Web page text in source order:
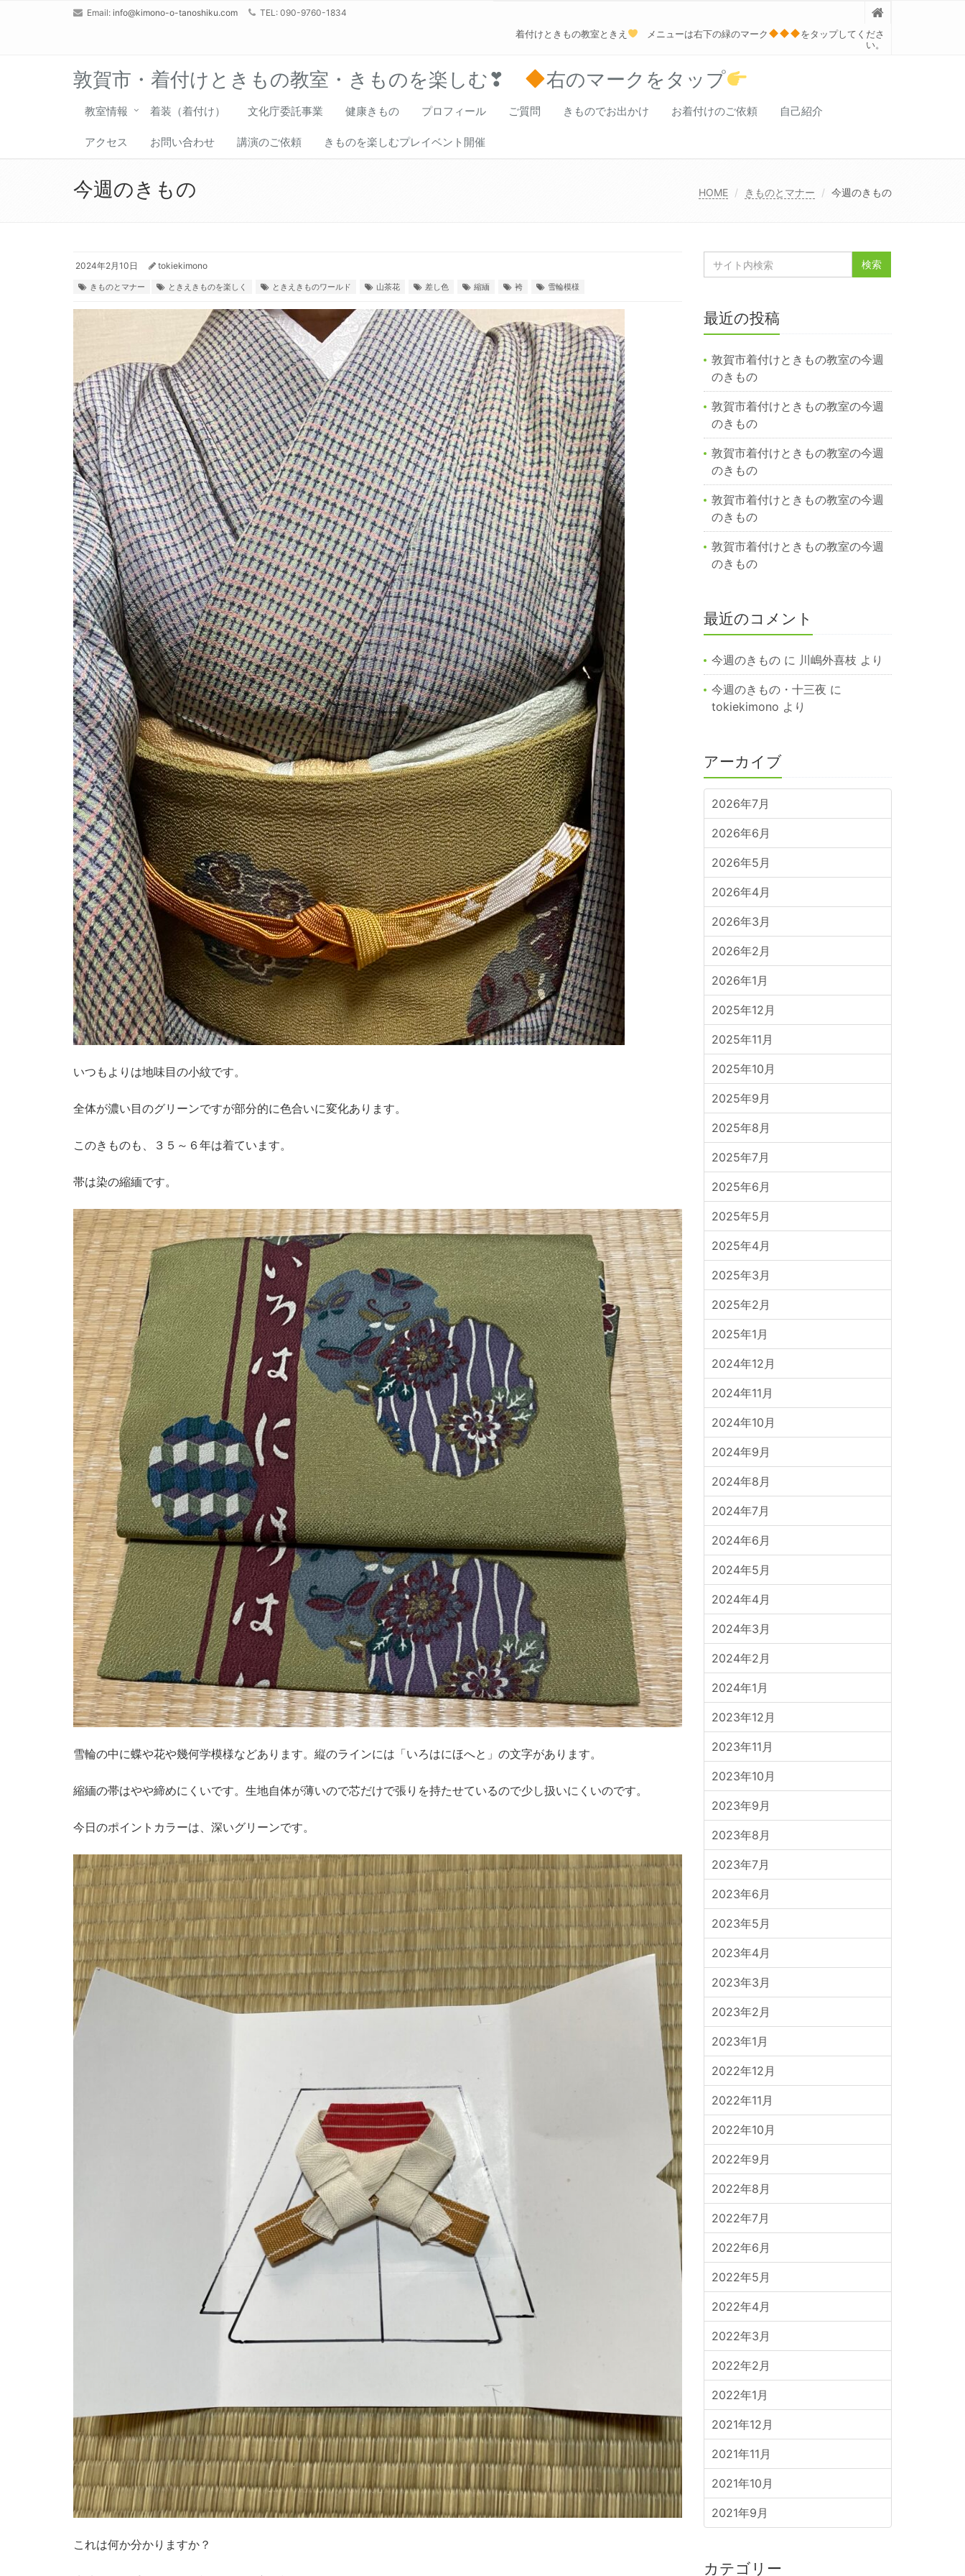
Email: info@kimono-o-tanoshiku.com TEL: 090-9760-1834
着付けときもの教室ときえ メニューは右下の緑のマーク
をタップしてくださ
い。
敦賀市・着付けときもの教室・きものを楽しむ❣ 右のマークをタップ
教室情報 着装（着付け） 文化庁委託事業 健康きもの プロフィール ご質問 きものでお出かけ お着付けのご依頼 自己紹介
アクセス お問い合わせ 講演のご依頼 きものを楽しむプレイベント開催
今週のきもの HOME きものとマナー 今週のきもの
2024年2月10日 tokiekimono
きものとマナー ときえきものを楽しく ときえきものワールド 山茶花 差し色 縮緬 袴 雪輪模様
いつもよりは地味目の小紋です。
全体が濃い目のグリーンですが部分的に色合いに変化あります。
このきものも、３５～６年は着ています。
帯は染の縮緬です。
雪輪の中に蝶や花や幾何学模様などあります。縦のラインには「いろはにほへと」の文字があります。
縮緬の帯はやや締めにくいです。生地自体が薄いので芯だけで張りを持たせているので少し扱いにくいのです。
今日のポイントカラーは、深いグリーンです。
これは何か分かりますか？
最近の投稿
敦賀市着付けときもの教室の今週
のきもの
敦賀市着付けときもの教室の今週
のきもの
敦賀市着付けときもの教室の今週
のきもの
敦賀市着付けときもの教室の今週
のきもの
敦賀市着付けときもの教室の今週
のきもの
最近のコメント
今週のきものに 川嶋外喜枝 より
今週のきもの・十三夜 に
tokiekimono より
アーカイブ
2026年7月
2026年6月
2026年5月
2026年4月
2026年3月
2026年2月
2026年1月
2025年12月
2025年11月
2025年10月
2025年9月
2025年8月
2025年7月
2025年6月
2025年5月
2025年4月
2025年3月
2025年2月
2025年1月
2024年12月
2024年11月
2024年10月
2024年9月
2024年8月
2024年7月
2024年6月
2024年5月
2024年4月
2024年3月
2024年2月
2024年1月
2023年12月
2023年11月
2023年10月
2023年9月
2023年8月
2023年7月
2023年6月
2023年5月
2023年4月
2023年3月
2023年2月
2023年1月
2022年12月
2022年11月
2022年10月
2022年9月
2022年8月
2022年7月
2022年6月
2022年5月
2022年4月
2022年3月
2022年2月
2022年1月
2021年12月
2021年11月
2021年10月
2021年9月
カテゴリー